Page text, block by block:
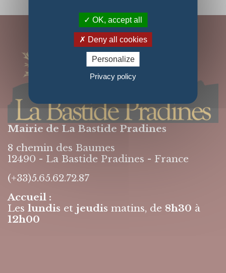
Mairie de La Bastide Pradines
8 chemin des Baumes
12490 - La Bastide Pradines - France
(+33)5.65.62.72.87
Accueil :
Les lundis et jeudis matins, de 8h30 à
12h00
OK, accept all
Deny all cookies
Personalize
Privacy policy